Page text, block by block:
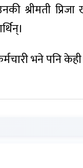
श्रीमती
भने पनि